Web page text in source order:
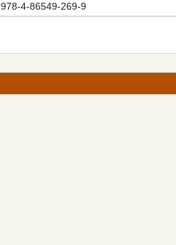
978-4-86549-269-9